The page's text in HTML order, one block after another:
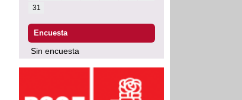
31
Encuesta
Sin encuesta